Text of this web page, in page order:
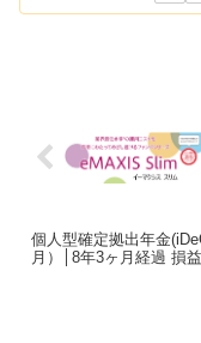
個人型確定拠出年金
月）│8年3ヶ月経過 損